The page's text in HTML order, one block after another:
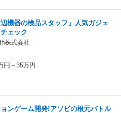
辺機器の検品スタッフ」人気ガジェ
ェック
株式会社
円～35万円
ンゲーム開発!アソビの根元バトル